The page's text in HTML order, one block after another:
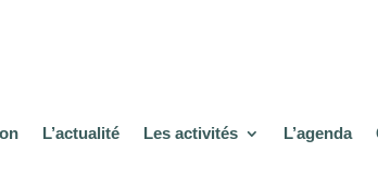
L’actualité Les activités L’agenda